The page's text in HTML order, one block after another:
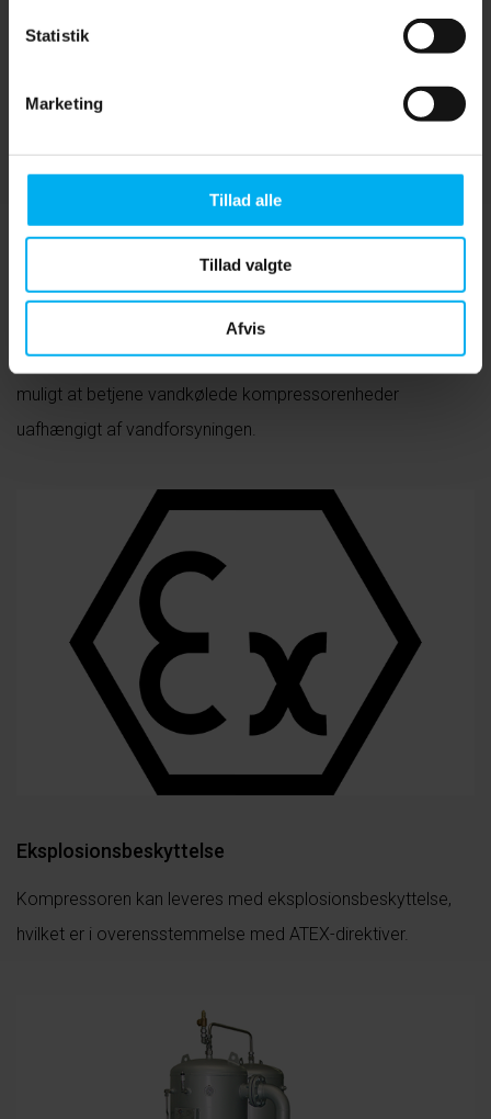
Statistik
Marketing
Tillad alle
Tillad valgte
Afvis
Varmeveksler sæt
Sættet består af en luft-til-vand varmeveksler, der gør det
muligt at betjene vandkølede kompressorenheder
uafhængigt af vandforsyningen.
Eksplosionsbeskyttelse
Kompressoren kan leveres med eksplosionsbeskyttelse,
hvilket er i overensstemmelse med ATEX-direktiver.